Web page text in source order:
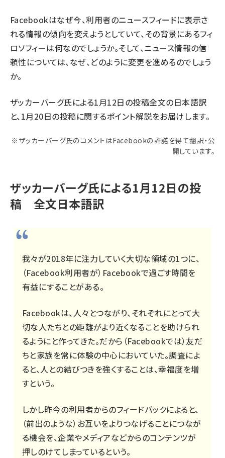
Facebookはなぜ今、利用者のニュースフィードに表示さ
れる情報の傾向を変えようとしていて、その背景にあるフィ
ロソフィーは何なのでしょうか。そして、ニュース情報の信
頼性については、なぜ、どのように変更を進めるのでしょう
か。
ザッカーバーグ氏による1月12日の投稿全文の日本語訳
と、1月20日の投稿に関するポイント解説をお届けします。
※ザッカーバーグ氏のコメントはFacebookの許諾を得て翻訳・公
開しています。
ザッカーバーグ氏による1月12日の投
稿 全文日本語訳
我々が2018年に注力していく大切な領域の1つに、
（Facebook利用者が）Facebookで過ごす時間を
有益にすることがある。
Facebookは、人々とつながり、それぞれにとって大
切な人たちとの距離がより近くなることを助けられ
るようにと作ってきた。だから（Facebookでは）友だ
ちと家族を常に体験の中心においていた。調査によ
ると、人との結びつきを強くすることは、幸福度を増
すという。
しかし昨今の利用者からのフィードバックによると、
（前出のような）お互いをよりつなげることにつなが
る機会を、企業やメディアなどからのコンテンツが
押しのけてしまっているという。